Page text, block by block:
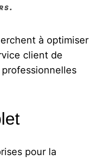
à optimiser
client de
pour la